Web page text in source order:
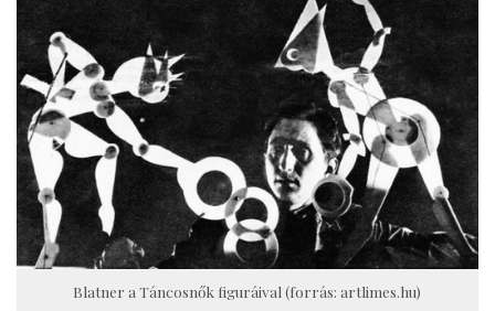
Blatner a Táncosnők figuráival (forrás: artlimes.hu)